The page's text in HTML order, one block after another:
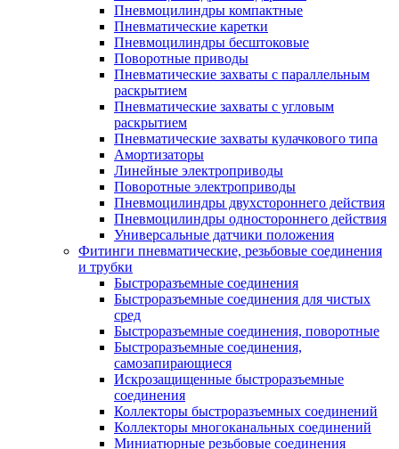
Пневмоцилиндры компактные
Пневматические каретки
Пневмоцилиндры бесштоковые
Поворотные приводы
Пневматические захваты с параллельным
раскрытием
Пневматические захваты с угловым
раскрытием
Пневматические захваты кулачкового типа
Амортизаторы
Линейные электроприводы
Поворотные электроприводы
Пневмоцилиндры двухстороннего действия
Пневмоцилиндры одностороннего действия
Универсальные датчики положения
Фитинги пневматические, резьбовые соединения
и трубки
Быстроразъемные соединения
Быстроразъемные соединения для чистых
сред
Быстроразъемные соединения, поворотные
Быстроразъемные соединения,
самозапирающиеся
Искрозащищенные быстроразъемные
соединения
Коллекторы быстроразъемных соединений
Коллекторы многоканальных соединений
Миниатюрные резьбовые соединения